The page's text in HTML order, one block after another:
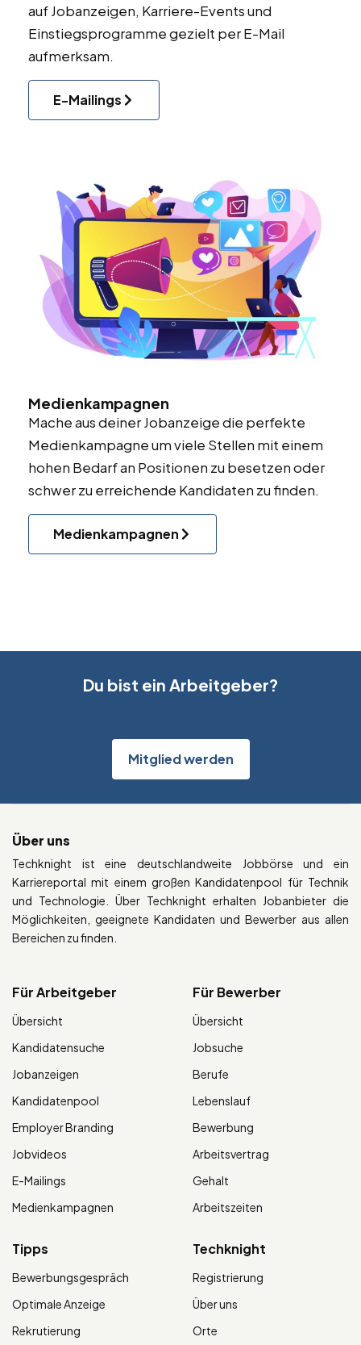
auf Jobanzeigen, Karriere-Events und
Einstiegsprogramme gezielt per E-Mail
aufmerksam.
E-Mailings
Medienkampagnen
Mache aus deiner Jobanzeige die perfekte
Medienkampagne um viele Stellen mit einem
hohen Bedarf an Positionen zu besetzen oder
schwer zu erreichende Kandidaten zu finden.
Medienkampagnen
Du bist ein Arbeitgeber?
Mitglied werden
Über uns
Techknight ist eine deutschlandweite Jobbörse und ein
Karriereportal mit einem großen Kandidatenpool für Technik
und Technologie. Über Techknight erhalten Jobanbieter die
Möglichkeiten, geeignete Kandidaten und Bewerber aus allen
Bereichen zu finden.
Für Arbeitgeber
Übersicht
Kandidatensuche
Jobanzeigen
Kandidatenpool
Employer Branding
Jobvideos
E-Mailings
Medienkampagnen
Für Bewerber
Übersicht
Jobsuche
Berufe
Lebenslauf
Bewerbung
Arbeitsvertrag
Gehalt
Arbeitszeiten
Tipps
Bewerbungsgespräch
Optimale Anzeige
Rekrutierung
Techknight
Registrierung
Über uns
Orte